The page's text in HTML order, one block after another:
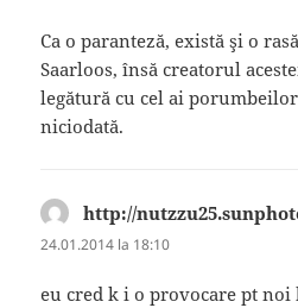
Ca o paranteză, există şi o
Saarloos, însă creatorul
legătură cu cel ai
niciodată.
http://
24.01.2014 la 18:10
eu cred k i o provocare pt